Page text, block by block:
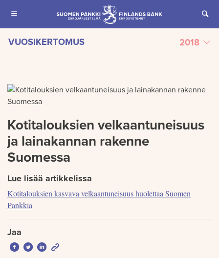
VUOSIKERTOMUS 2018
Jaettu
Kotitalouksien velkaantuneisuus
ja lainakannan rakenne
Suomessa
Lue lisää artikkelissa
Kotitalouksien kasvava velkaantuneisuus huolettaa Suomen
Pankkia
Jaa
Jaa Facebookissa: Kotitalouksien velkaantuneisuus ja
Jaa Twitterissä: Kotitalouksien velkaantuneisuus ja
Jaa LinkedInissä: Kotitalouksien velkaantuneisuus ja